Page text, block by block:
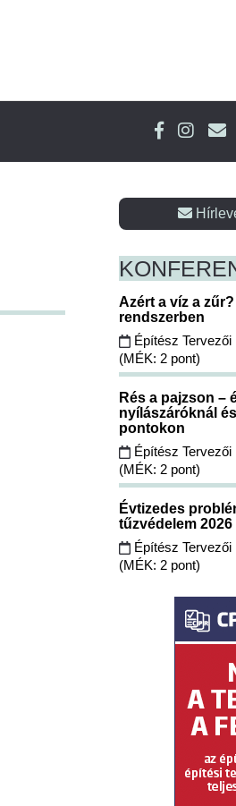
Azért a víz a
rendszerben
Építész
(MÉK: 2 pont)
Rés a pajzson –
nyílászáróknál
pontokon
Építész
(MÉK: 2 pont)
Évtizedes
tűzvédelem 2026
Építész
(MÉK: 2 pont)